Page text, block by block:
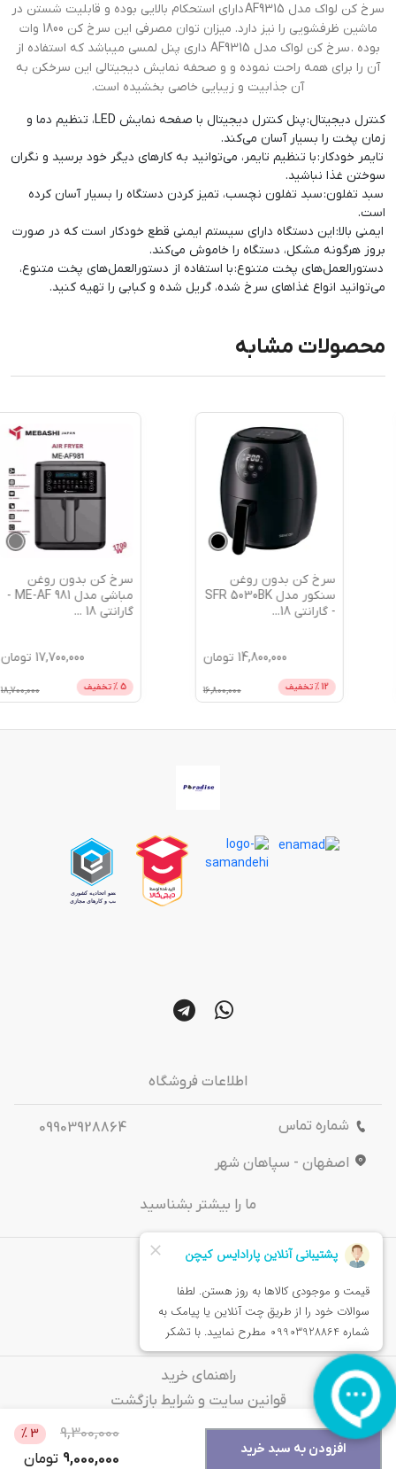
افزودن به سبد خرید
9,300,000
3
%
9,000,000 تومان
سرخ کن لواک مدل AF9315 دارای استحکام بالایی بوده و قابلیت شستن در
ماشین ظرفشویی را نیز دارد. میزان توان مصرفی این سرخ کن 1800 وات
بوده . سرخ کن لواک مدل AF9315 داری پنل لمسی میباشد که استفاده از
آن را برای همه راحت نموده و و صحفه نمایش دیجیتالی این سرخکن به
آن جذابیت و زیبایی خاصی بخشیده است.
کنترل دیجیتال: پنل کنترل دیجیتال با صفحه نمایش LED، تنظیم دما و
زمان پخت را بسیار آسان می‌کند.
تایمر خودکار: با تنظیم تایمر، می‌توانید به کارهای دیگر خود برسید و نگران
سوختن غذا نباشید.
سبد تفلون: سبد تفلون نچسب، تمیز کردن دستگاه را بسیار آسان کرده
است.
ایمنی بالا: این دستگاه دارای سیستم ایمنی قطع خودکار است که در صورت
بروز هرگونه مشکل، دستگاه را خاموش می‌کند.
دستورالعمل‌های پخت متنوع: با استفاده از دستورالعمل‌های پخت متنوع،
می‌توانید انواع غذاهای سرخ شده، گریل شده و کبابی را تهیه کنید.
محصولات مشابه
سرخ کن بدون روغن
سنکور مدل SFR 5030BK
...
تومان
16,800,000
سرخ کن بدون روغن
مباشی مدل ME-AF 981 -
...
تومان
18,700,000
اطلاعات فروشگاه
شماره تماس
09903928864
اصفهان - سپاهان شهر
ما را بیشتر بشناسید
درباره‌ ما
تماس باما
خدمات مشتریان
راهنمای خرید
قوانین سایت و شرایط بازگشت
سوالات متداول